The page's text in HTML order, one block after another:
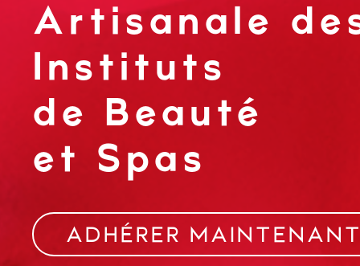
Artisanale
Instituts
de Beauté
et Spas
ADHÉRER